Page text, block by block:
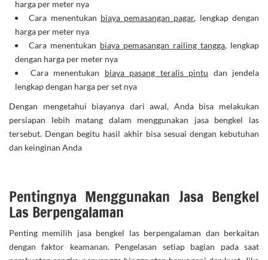
harga per meter nya
Cara menentukan biaya pemasangan pagar, lengkap dengan
harga per meter nya
Cara menentukan biaya pemasangan railing tangga, lengkap
dengan harga per meter nya
Cara menentukan biaya pasang teralis pintu dan jendela
lengkap dengan harga per set nya
Dengan mengetahui biayanya dari awal, Anda bisa melakukan
persiapan lebih matang dalam menggunakan jasa bengkel las
tersebut. Dengan begitu hasil akhir bisa sesuai dengan kebutuhan
dan keinginan Anda
Pentingnya Menggunakan Jasa Bengkel
Las Berpengalaman
Penting memilih jasa bengkel las berpengalaman dan berkaitan
dengan faktor keamanan. Pengelasan setiap bagian pada saat